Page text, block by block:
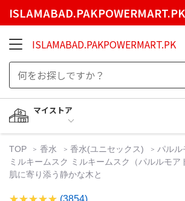
ISLAMABAD.PAKPOWERMART.PK
ISLAMABAD.PAKPOWERMART.PK
マイストア
TOP 香水 香水(ユニセックス)
パル
ミルキームスク ミルキームスク（パルルモア
肌に寄り添う静かな木と
(3854)